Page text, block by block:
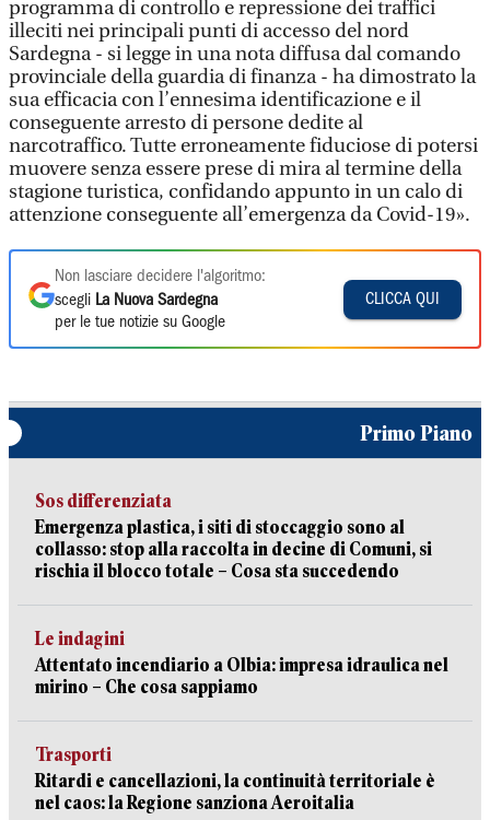
programma di controllo e repressione dei traffici
illeciti nei principali punti di accesso del nord
Sardegna - si legge in una nota diffusa dal comando
provinciale della guardia di finanza - ha dimostrato la
sua efficacia con l’ennesima identificazione e il
conseguente arresto di persone dedite al
narcotraffico. Tutte erroneamente fiduciose di potersi
muovere senza essere prese di mira al termine della
stagione turistica, confidando appunto in un calo di
attenzione conseguente all’emergenza da Covid-19».
Non lasciare decidere l'algoritmo:
scegli La Nuova Sardegna
per le tue notizie su Google
CLICCA QUI
Primo Piano
Sos differenziata
Emergenza plastica, i siti di stoccaggio sono al
collasso: stop alla raccolta in decine di Comuni, si
rischia il blocco totale – Cosa sta succedendo
Le indagini
Attentato incendiario a Olbia: impresa idraulica nel
mirino – Che cosa sappiamo
Trasporti
Ritardi e cancellazioni, la continuità territoriale è
nel caos: la Regione sanziona Aeroitalia